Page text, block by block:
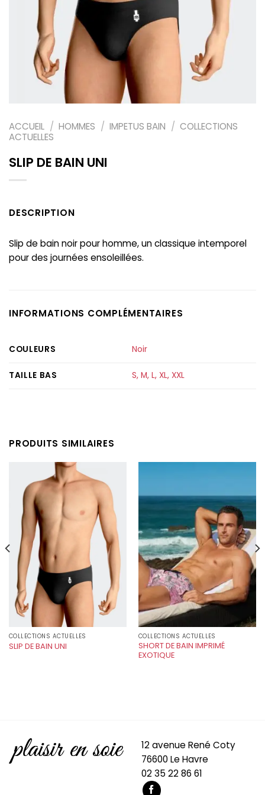
ACCUEIL / HOMMES / IMPETUS BAIN / COLLECTIONS
ACTUELLES
SLIP DE BAIN UNI
DESCRIPTION
Slip de bain noir pour homme, un classique intemporel
pour des journées ensoleillées.
INFORMATIONS COMPLÉMENTAIRES
COULEURS Noir
TAILLE BAS S, M, L, XL, XXL
PRODUITS SIMILAIRES
COLLECTIONS ACTUELLES
SLIP DE BAIN UNI
COLLECTIONS ACTUELLES
SHORT DE BAIN IMPRIMÉ
EXOTIQUE
12 avenue René Coty
76600 Le Havre
02 35 22 86 61